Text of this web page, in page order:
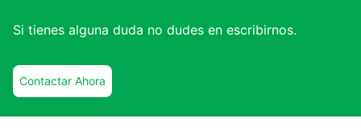
Si tienes alguna duda no dudes en escribirnos.
Contactar Ahora